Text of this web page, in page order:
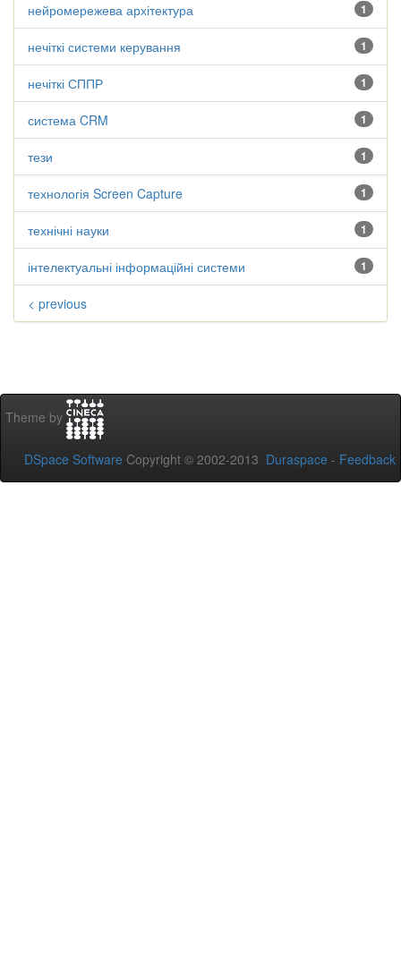
1
нейромережева архітектура
1
нечіткі системи керування
1
нечіткі СППР
1
система CRM
1
тези
1
технологія Screen Capture
1
технічні науки
1
інтелектуальні інформаційні системи
< previous
Theme by
DSpace Software Copyright © 2002-2013 Duraspace - Feedback